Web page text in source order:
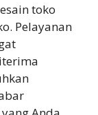
toko
Pelayanan